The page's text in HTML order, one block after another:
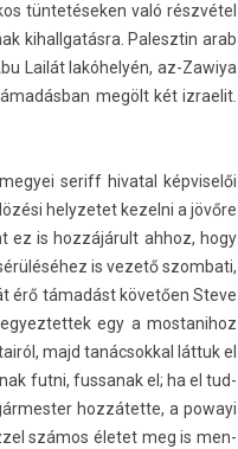
tüntetéseken való részvétel
kihallgatás­ra. Palesztin arab
Lailát lakóhelyén, az-Zawiya
megölt két iz­raelit.
seriff hivat­al kép­viselői
helyzetet kezel­ni a jövőre
ez is hozzájárult ahhoz, hogy
is vezető szom­bati,
érő támadást követően Steve
egy a mos­tanihoz
majd tanác­sokk­al láttuk el
futni, fus­sanak el; ha el tud­
hozzátette, a powayi
számos életet meg is men­